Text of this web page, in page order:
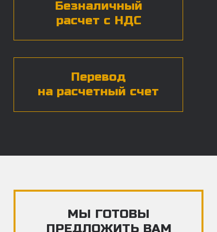
персональных данных*
ЧАСТЫЕ ВОПРОСЫ